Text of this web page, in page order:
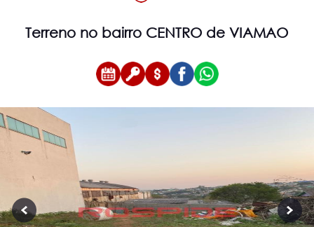
Terreno no bairro CENTRO de VIAMAO